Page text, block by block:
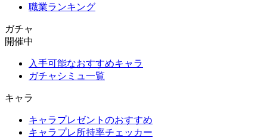
職業ランキング
ガチャ
開催中
入手可能なおすすめキャラ
ガチャシミュ一覧
キャラ
キャラプレゼントのおすすめ
キャラプレ所持率チェッカー